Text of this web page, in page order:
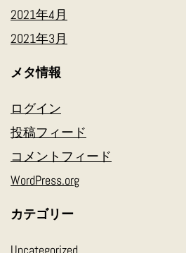
2021年4月
2021年3月
メタ情報
ログイン
投稿フィード
コメントフィード
WordPress.org
カテゴリー